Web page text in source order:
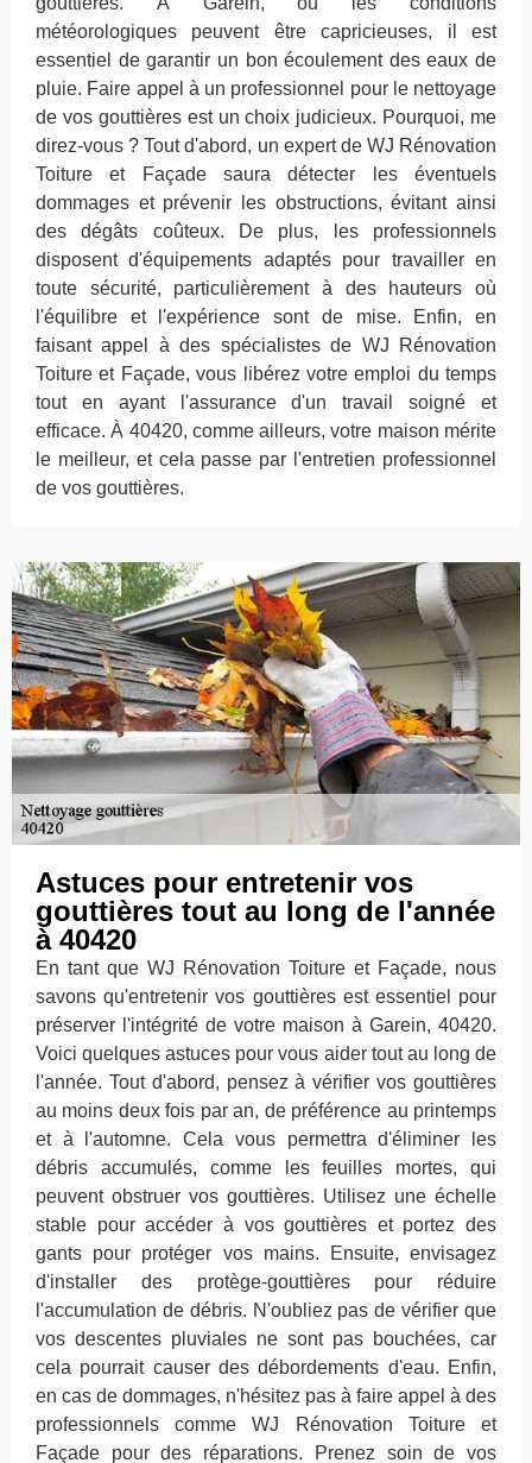
météorologiques peuvent être capricieuses, il est
essentiel de garantir un bon écoulement des eaux de
pluie. Faire appel à un professionnel pour le nettoyage
de vos gouttières est un choix judicieux. Pourquoi, me
direz-vous ? Tout d'abord, un expert de WJ Rénovation
Toiture et Façade saura détecter les éventuels
dommages et prévenir les obstructions, évitant ainsi
des dégâts coûteux. De plus, les professionnels
disposent d'équipements adaptés pour travailler en
toute sécurité, particulièrement à des hauteurs où
l'équilibre et l'expérience sont de mise. Enfin, en
faisant appel à des spécialistes de WJ Rénovation
Toiture et Façade, vous libérez votre emploi du temps
tout en ayant l'assurance d'un travail soigné et
efficace. À 40420, comme ailleurs, votre maison mérite
le meilleur, et cela passe par l'entretien professionnel
de vos gouttières.
Astuces pour entretenir vos
gouttières tout au long de l'année
à 40420
En tant que WJ Rénovation Toiture et Façade, nous
savons qu'entretenir vos gouttières est essentiel pour
préserver l'intégrité de votre maison à Garein, 40420.
Voici quelques astuces pour vous aider tout au long de
l'année. Tout d'abord, pensez à vérifier vos gouttières
au moins deux fois par an, de préférence au printemps
et à l'automne. Cela vous permettra d'éliminer les
débris accumulés, comme les feuilles mortes, qui
peuvent obstruer vos gouttières. Utilisez une échelle
stable pour accéder à vos gouttières et portez des
gants pour protéger vos mains. Ensuite, envisagez
d'installer des protège-gouttières pour réduire
l'accumulation de débris. N'oubliez pas de vérifier que
vos descentes pluviales ne sont pas bouchées, car
cela pourrait causer des débordements d'eau. Enfin,
en cas de dommages, n'hésitez pas à faire appel à des
professionnels comme WJ Rénovation Toiture et
Façade pour des réparations. Prenez soin de vos